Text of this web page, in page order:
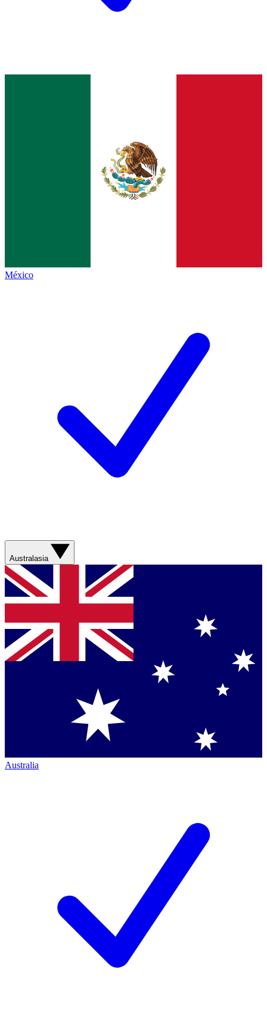
México
Australasia
Australia